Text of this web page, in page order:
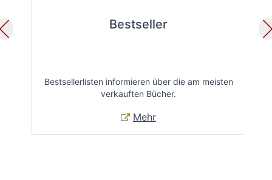
Bestseller
Bestsellerlisten informieren über die am meisten
verkauften Bücher.
Mehr